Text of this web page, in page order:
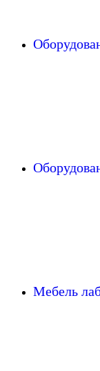
Мебель